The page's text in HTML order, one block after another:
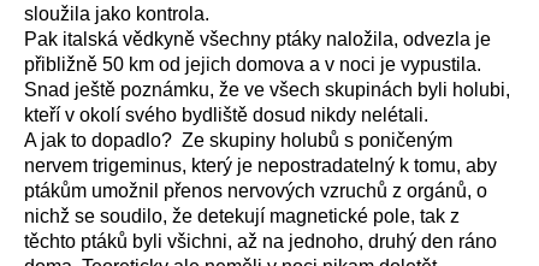
sloužila jako kontrola.
Pak italská vědkyně všechny ptáky naložila, odvezla je
přibližně 50 km od jejich domova a v noci je vypustila.
Snad ještě poznámku, že ve všech skupinách byli holubi,
kteří v okolí svého bydliště dosud nikdy nelétali.
A jak to dopadlo? Ze skupiny holubů s poničeným
nervem trigeminus, který je nepostradatelný k tomu, aby
ptákům umožnil přenos nervových vzruchů z orgánů, o
nichž se soudilo, že detekují magnetické pole, tak z
těchto ptáků byli všichni, až na jednoho, druhý den ráno